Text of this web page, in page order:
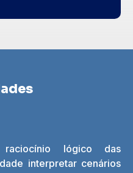
lógico das
interpretar cenários